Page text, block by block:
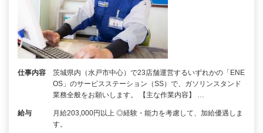
仕事内容
茨城県内（水戸市中心）で23店舗運営するいずれかの「ENE
OS」のサービスステーション（SS）で、ガソリンスタンド
業務全般をお願いします。 【主な作業内容】 …
給与
月給203,000円以上 ◎経験・能力を考慮して、加給優遇しま
す。